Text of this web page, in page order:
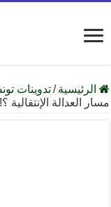
الرئيسية /تدوينات
مسار العدالة الإنتقالية ؟!